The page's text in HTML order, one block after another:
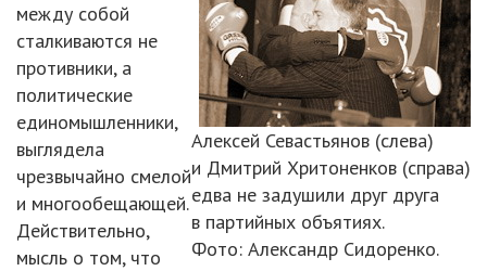
Алексей Севастьянов (слева)
и Дмитрий Хритоненков (справа)
едва не задушили друг друга
в партийных объятиях.
Фото: Александр Сидоренко.
между собой
сталкиваются не
противники, а
политические
единомышленники,
выглядела
чрезвычайно смелой
и многообещающей.
Действительно,
мысль о том, что